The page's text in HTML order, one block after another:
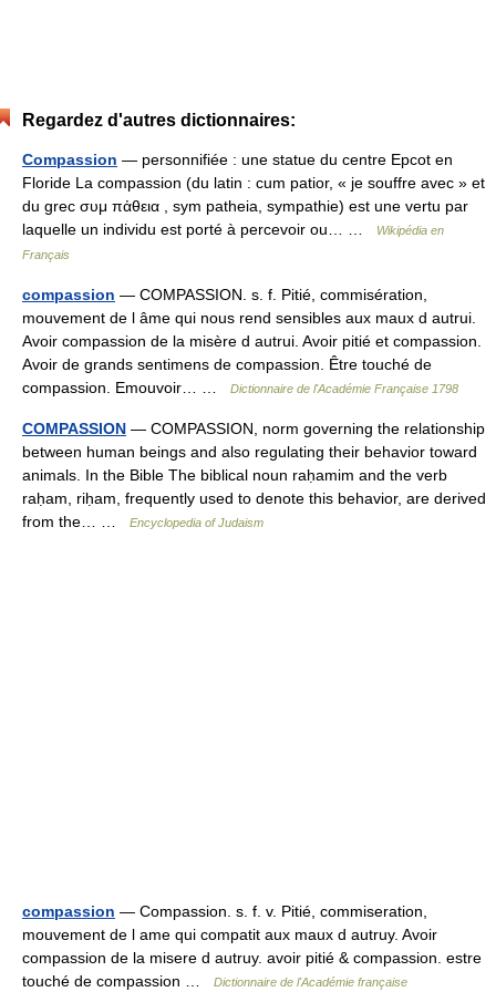
Regardez d'autres dictionnaires:
Compassion — personnifiée : une statue du centre Epcot en
Floride La compassion (du latin : cum patior, « je souffre avec » et
du grec συμ πἀθεια , sym patheia, sympathie) est une vertu par
laquelle un individu est porté à percevoir ou… …
Wikipédia en
Français
compassion — COMPASSION. s. f. Pitié, commisération,
mouvement de l âme qui nous rend sensibles aux maux d autrui.
Avoir compassion de la misère d autrui. Avoir pitié et compassion.
Avoir de grands sentimens de compassion. Être touché de
compassion. Emouvoir… …
Dictionnaire de l'Académie Française 1798
COMPASSION — COMPASSION, norm governing the relationship
between human beings and also regulating their behavior toward
animals. In the Bible The biblical noun raḥamim and the verb
raḥam, riḥam, frequently used to denote this behavior, are derived
from the… …
Encyclopedia of Judaism
compassion — Compassion. s. f. v. Pitié, commiseration,
mouvement de l ame qui compatit aux maux d autruy. Avoir
compassion de la misere d autruy. avoir pitié & compassion. estre
touché de compassion …
Dictionnaire de l'Académie française